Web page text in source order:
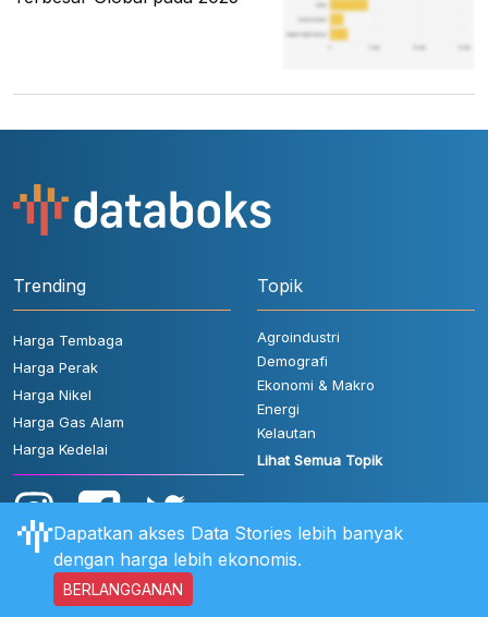
Trending
Harga Tembaga
Harga Perak
Harga Nikel
Harga Gas Alam
Harga Kedelai
Topik
Agroindustri
Demografi
Ekonomi & Makro
Energi
Kelautan
Lihat Semua Topik
Aturan Pengguna Hubungi Kami
Dapatkan akses Data Stories lebih banyak
dengan harga lebih ekonomis.
BERLANGGANAN